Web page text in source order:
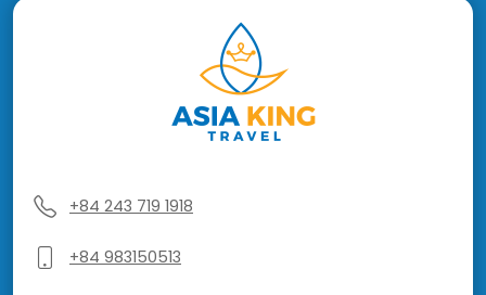
+84 243 719 1918
+84 983150513